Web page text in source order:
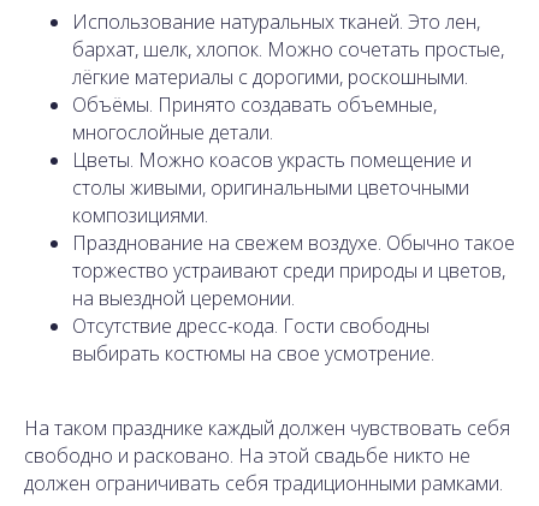
Использование натуральных тканей. Это лен,
бархат, шелк, хлопок. Можно сочетать простые,
лёгкие материалы с дорогими, роскошными.
Объёмы. Принято создавать объемные,
многослойные детали.
Цветы. Можно коасов украсть помещение и
столы живыми, оригинальными цветочными
композициями.
Празднование на свежем воздухе. Обычно такое
торжество устраивают среди природы и цветов,
на выездной церемонии.
Отсутствие дресс-кода. Гости свободны
выбирать костюмы на свое усмотрение.
На таком празднике каждый должен чувствовать себя
свободно и расковано. На этой свадьбе никто не
должен ограничивать себя традиционными рамками.